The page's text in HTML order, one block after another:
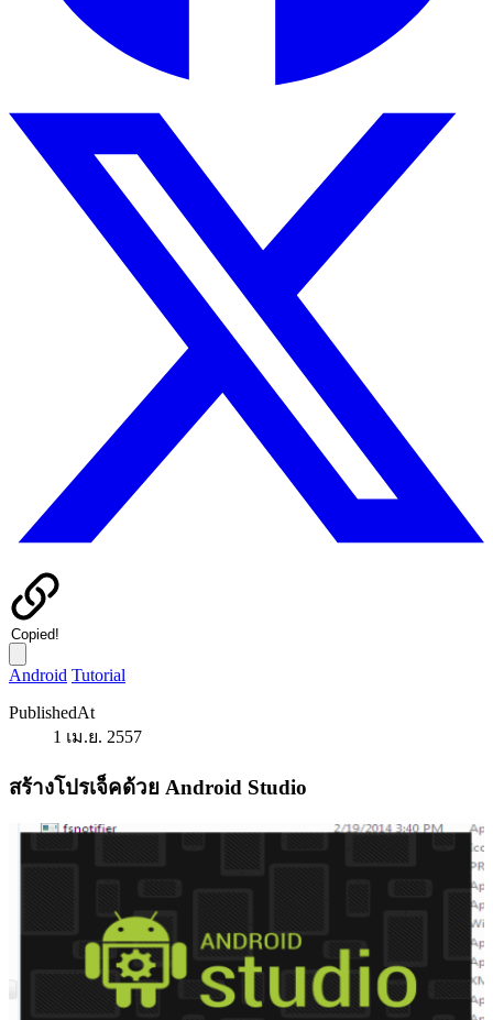
Copied!
Android Tutorial
PublishedAt
1 เม.ย. 2557
สร้างโปรเจ็คด้วย Android Studio